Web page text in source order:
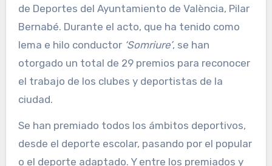
de Deportes del Ayuntamiento de València, Pilar
Bernabé. Durante el acto, que ha tenido como
lema e hilo conductor ‘Somriure’, se han
otorgado un total de 29 premios para reconocer
el trabajo de los clubes y deportistas de la
ciudad.
Se han premiado todos los ámbitos deportivos,
desde el deporte escolar, pasando por el popular
o el deporte adaptado. Y entre los premiados y